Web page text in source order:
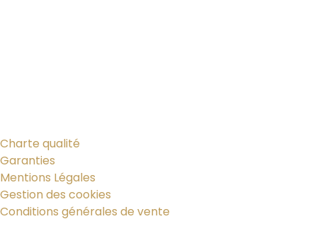
Charte qualité
Garanties
Mentions Légales
Gestion des cookies
Conditions générales de vente